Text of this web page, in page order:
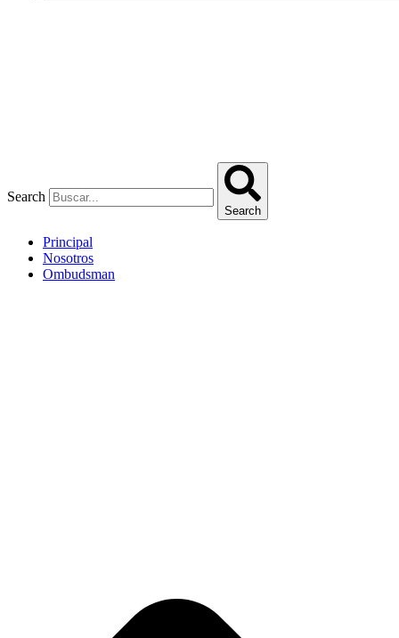
Search
Search
Principal
Nosotros
Ombudsman